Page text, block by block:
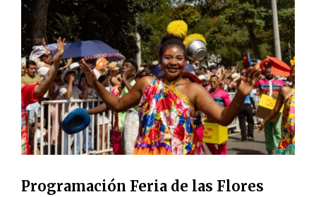
Programación Feria de las Flores